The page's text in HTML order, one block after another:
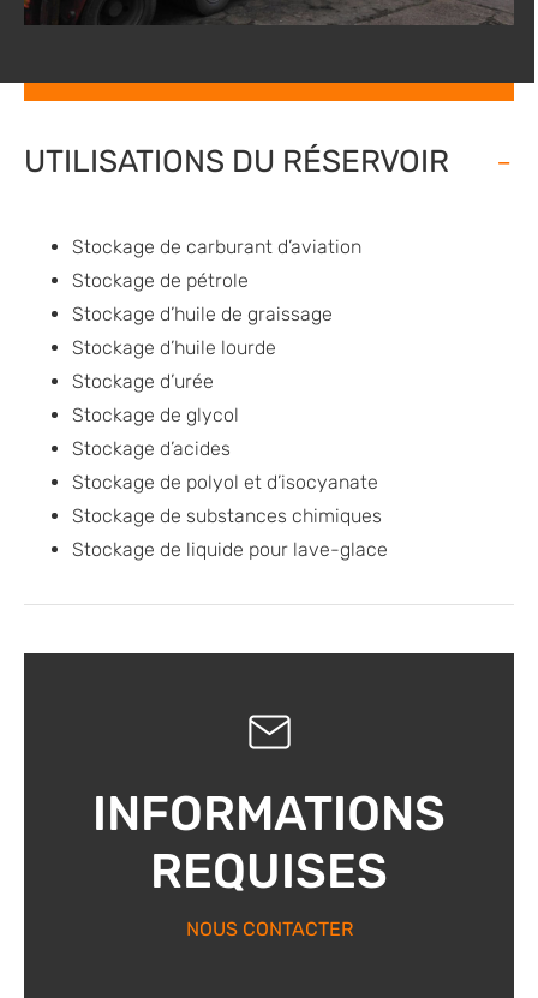
UTILISATIONS DU RÉSERVOIR
Stockage de carburant d’aviation
Stockage de pétrole
Stockage d’huile de graissage
Stockage d’huile lourde
Stockage d’urée
Stockage de glycol
Stockage d’acides
Stockage de polyol et d’isocyanate
Stockage de substances chimiques
Stockage de liquide pour lave-glace
INFORMATIONS
REQUISES
NOUS CONTACTER